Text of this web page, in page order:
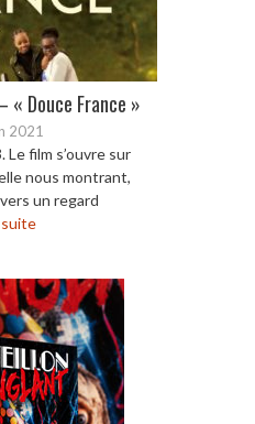
« Douce France »
2021
film s’ouvre sur
nous montrant,
un regard
suite